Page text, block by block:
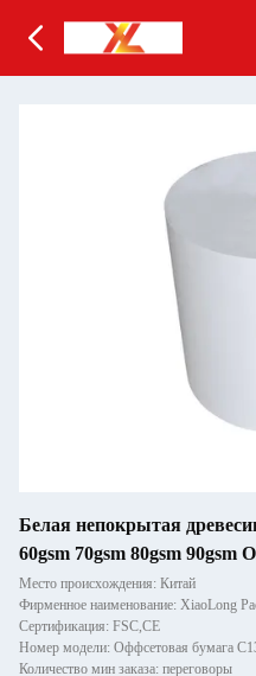
Белая непокрытая
60gsm 70gsm 80gsm 90gsm
Место происхождения: Китай
Фирменное наименование: XiaoLong
Сертификация: FSC,CE
Номер модели: Оффсетовая бумага
Количество мин заказа: переговоры